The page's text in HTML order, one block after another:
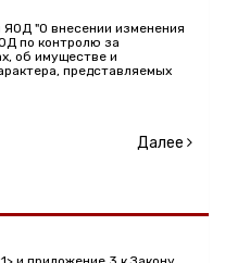
ЯОД "О внесении изменения
по контролю за
об имуществе и
представляемых
Далее